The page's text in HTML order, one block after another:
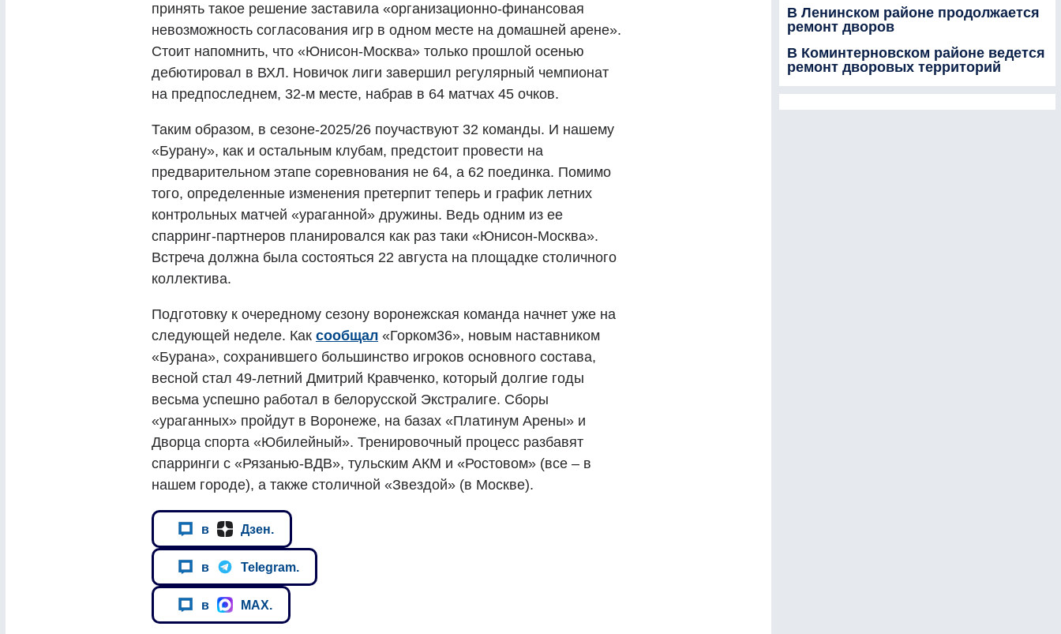
принять такое решение заставила «организационно-финансовая
невозможность согласования игр в одном месте на домашней арене».
Стоит напомнить, что «Юнисон-Москва» только прошлой осенью
дебютировал в ВХЛ. Новичок лиги завершил регулярный чемпионат
на предпоследнем, 32-м месте, набрав в 64 матчах 45 очков.
Таким образом, в сезоне-2025/26 поучаствуют 32 команды. И нашему
«Бурану», как и остальным клубам, предстоит провести на
предварительном этапе соревнования не 64, а 62 поединка. Помимо
того, определенные изменения претерпит теперь и график летних
контрольных матчей «ураганной» дружины. Ведь одним из ее
спарринг-партнеров планировался как раз таки «Юнисон-Москва».
Встреча должна была состояться 22 августа на площадке столичного
коллектива.
Подготовку к очередному сезону воронежская команда начнет уже на
следующей неделе. Как сообщал «Горком36», новым наставником
«Бурана», сохранившего большинство игроков основного состава,
весной стал 49-летний Дмитрий Кравченко, который долгие годы
весьма успешно работал в белорусской Экстралиге. Сборы
«ураганных» пройдут в Воронеже, на базах «Платинум Арены» и
Дворца спорта «Юбилейный». Тренировочный процесс разбавят
спарринги с «Рязанью-ВДВ», тульским АКМ и «Ростовом» (все – в
нашем городе), а также столичной «Звездой» (в Москве).
в Дзен.
в Telegram.
в MAX.
В Ленинском районе продолжается
ремонт дворов
В Коминтерновском районе ведется
ремонт дворовых территорий